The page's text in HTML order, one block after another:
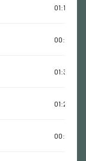
01:12:18
00:45:03
01:30:11
01:24:35
00:46:45